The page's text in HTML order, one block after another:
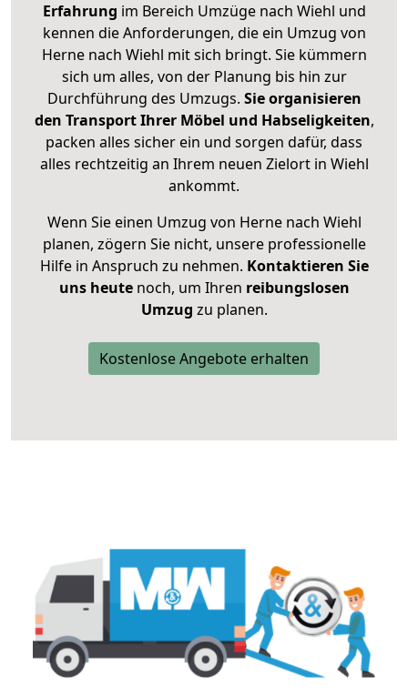
Erfahrung im Bereich Umzüge nach Wiehl und
kennen die Anforderungen, die ein Umzug von
Herne nach Wiehl mit sich bringt. Sie kümmern
sich um alles, von der Planung bis hin zur
Durchführung des Umzugs. Sie organisieren
den Transport Ihrer Möbel und Habseligkeiten,
packen alles sicher ein und sorgen dafür, dass
alles rechtzeitig an Ihrem neuen Zielort in Wiehl
ankommt.
Wenn Sie einen Umzug von Herne nach Wiehl
planen, zögern Sie nicht, unsere professionelle
Hilfe in Anspruch zu nehmen. Kontaktieren Sie
uns heutenoch, um Ihren reibungslosen
Umzug zu planen.
Kostenlose Angebote erhalten